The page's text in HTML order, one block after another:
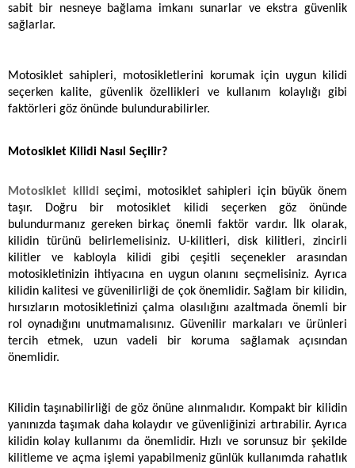
sabit bir nesneye bağlama imkanı sunarlar ve ekstra güvenlik
sağlarlar.
Motosiklet sahipleri, motosikletlerini korumak için uygun kilidi
seçerken kalite, güvenlik özellikleri ve kullanım kolaylığı gibi
faktörleri göz önünde bulundurabilirler.
Motosiklet Kilidi Nasıl Seçilir?
Motosiklet kilidi seçimi, motosiklet sahipleri için büyük önem
taşır. Doğru bir motosiklet kilidi seçerken göz önünde
bulundurmanız gereken birkaç önemli faktör vardır. İlk olarak,
kilidin türünü belirlemelisiniz. U-kilitleri, disk kilitleri, zincirli
kilitler ve kabloyla kilidi gibi çeşitli seçenekler arasından
motosikletinizin ihtiyacına en uygun olanını seçmelisiniz. Ayrıca
kilidin kalitesi ve güvenilirliği de çok önemlidir. Sağlam bir kilidin,
hırsızların motosikletinizi çalma olasılığını azaltmada önemli bir
rol oynadığını unutmamalısınız. Güvenilir markaları ve ürünleri
tercih etmek, uzun vadeli bir koruma sağlamak açısından
önemlidir.
Kilidin taşınabilirliği de göz önüne alınmalıdır. Kompakt bir kilidin
yanınızda taşımak daha kolaydır ve güvenliğinizi artırabilir. Ayrıca
kilidin kolay kullanımı da önemlidir. Hızlı ve sorunsuz bir şekilde
kilitleme ve açma işlemi yapabilmeniz günlük kullanımda rahatlık